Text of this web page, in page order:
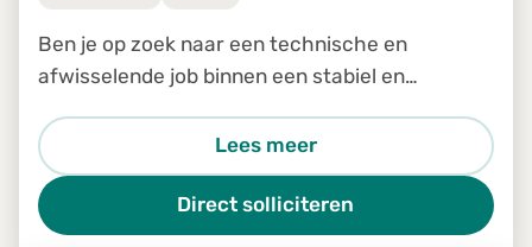
Ben je op zoek naar een technische en
afwisselende job binnen een stabiel en
Operator in Genk zeker iets voor jou.
Lees meer
Direct solliciteren